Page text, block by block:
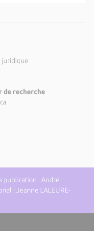
juridique
de recherche
: André
: Jeanne LALEURE-